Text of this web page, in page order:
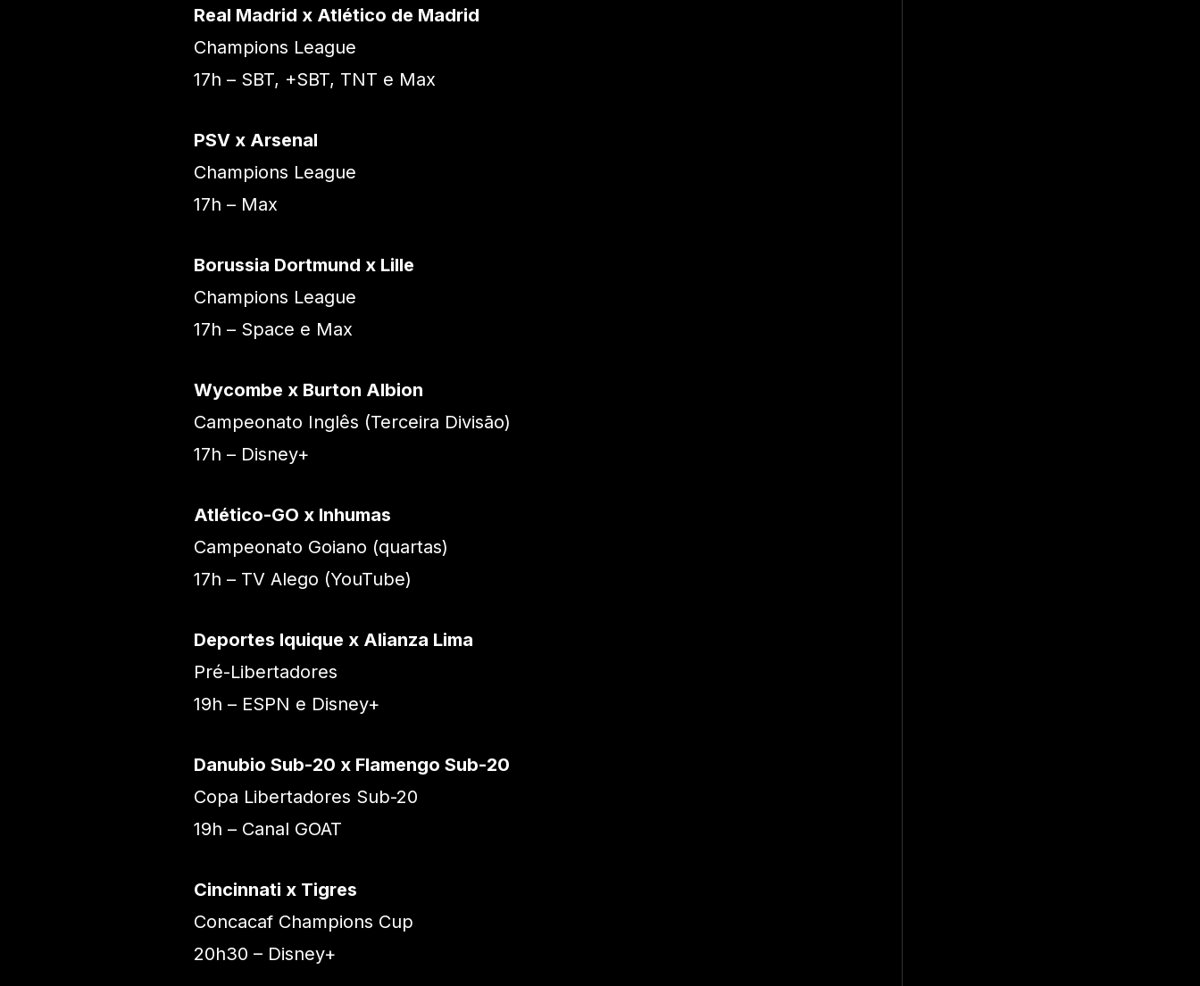
Real Madrid x Atlético de Madrid
Champions League
17h – SBT, +SBT, TNT e Max
PSV x Arsenal
Champions League
17h – Max
Borussia Dortmund x Lille
Champions League
17h – Space e Max
Wycombe x Burton Albion
Campeonato Inglês (Terceira Divisão)
17h – Disney+
Atlético-GO x Inhumas
Campeonato Goiano (quartas)
17h – TV Alego (YouTube)
Deportes Iquique x Alianza Lima
Pré-Libertadores
19h – ESPN e Disney+
Danubio Sub-20 x Flamengo Sub-20
Copa Libertadores Sub-20
19h – Canal GOAT
Cincinnati x Tigres
Concacaf Champions Cup
20h30 – Disney+